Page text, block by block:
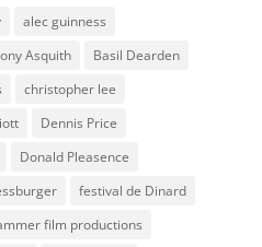
alec guinness
Asquith
Basil Dearden
christopher lee
Dennis Price
Donald Pleasence
festival de Dinard
film productions